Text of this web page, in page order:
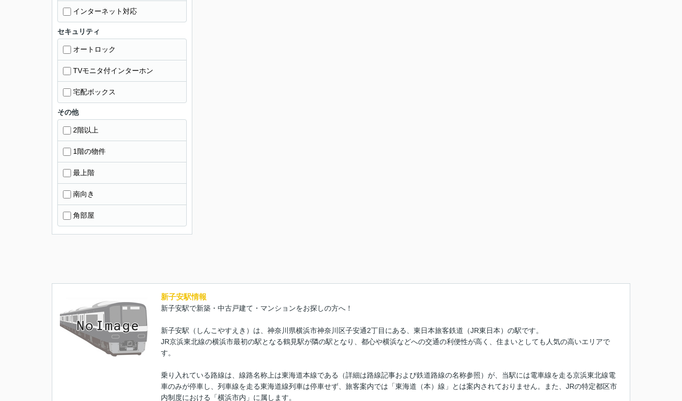
インターネット対応
セキュリティ
オートロック
TVモニタ付インターホン
宅配ボックス
その他
2階以上
1階の物件
最上階
南向き
角部屋
新子安駅情報
新子安駅で新築・中古戸建て・マンションをお探しの方へ！
新子安駅（しんこやすえき）は、神奈川県横浜市神奈川区子安通2丁目にある、東日本旅客鉄道（JR東日本）の駅です。
JR京浜東北線の横浜市最初の駅となる鶴見駅が隣の駅となり、都心や横浜などへの交通の利便性が高く、住まいとしても人気の高いエリアで
す。
乗り入れている路線は、線路名称上は東海道本線である（詳細は路線記事および鉄道路線の名称参照）が、当駅には電車線を走る京浜東北線電
車のみが停車し、列車線を走る東海道線列車は停車せず、旅客案内では「東海道（本）線」とは案内されておりません。また、JRの特定都区市
内制度における「横浜市内」に属します。